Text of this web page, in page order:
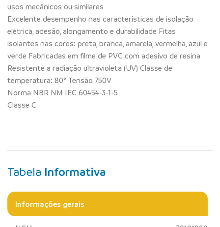
usos mecânicos ou similares
Excelente desempenho nas características de isolação
elétrica, adesão, alongamento e durabilidade Fitas
isolantes nas cores: preta, branca, amarela, vermelha, azul e
verde Fabricadas em filme de PVC com adesivo de resina
Resistente a radiação ultravioleta (UV) Classe de
temperatura: 80° Tensão 750V
Norma NBR NM IEC 60454-3-1-5
Classe C
Tabela Informativa
Informações gerais